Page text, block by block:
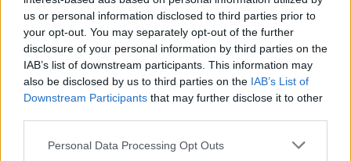
us or personal information disclosed to third parties prior to
your opt-out. You may separately opt-out of the further
disclosure of your personal information by third parties on the
IAB’s list of downstream participants. This information may
also be disclosed by us to third parties on the IAB’s List of
Downstream Participants that may further disclose it to other
Personal Data Processing Opt Outs
ΔΕΙΤΕ ΕΠΙΣΗΣ
ΣΤΗΝ ΙΔΙΑ ΚΑΤΗΓΟΡΙΑ
«Θέλω τον μπαμπά μου»: Το
βίντεο της μεθυσμένης οδηγού
τον γάμο της